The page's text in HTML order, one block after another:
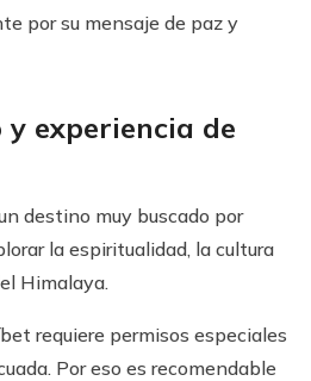
por su mensaje de paz y
experiencia de
destino muy buscado por
la espiritualidad, la cultura
Himalaya.
requiere permisos especiales
Por eso es recomendable